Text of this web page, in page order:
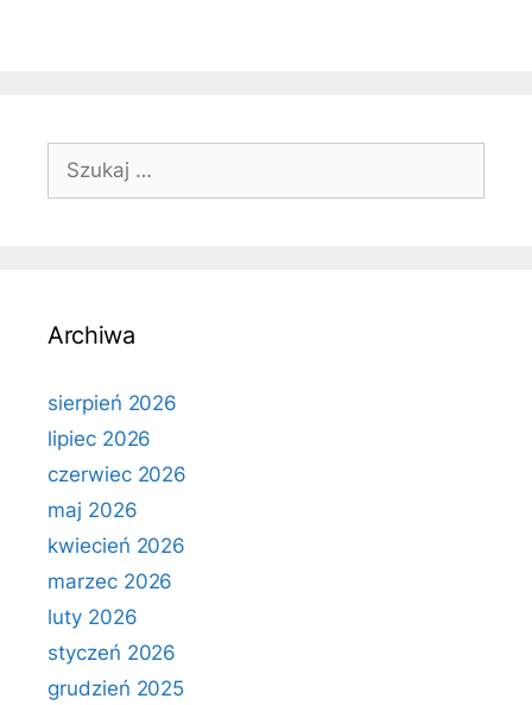
Szukaj:
Archiwa
sierpień 2026
lipiec 2026
czerwiec 2026
maj 2026
kwiecień 2026
marzec 2026
luty 2026
styczeń 2026
grudzień 2025